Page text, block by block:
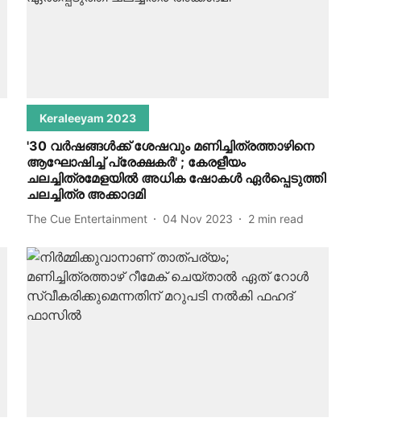
Keraleeyam 2023
'30 വർഷങ്ങൾക്ക് ശേഷവും മണിച്ചിത്രത്താഴിനെ
ആഘോഷിച്ച് പ്രേക്ഷകർ' ; കേരളീയം
ചലച്ചിത്രമേളയിൽ അധിക ഷോകൾ ഏർപ്പെടുത്തി
ചലച്ചിത്ര അക്കാദമി
The Cue Entertainment 04 Nov 2023 2 min read